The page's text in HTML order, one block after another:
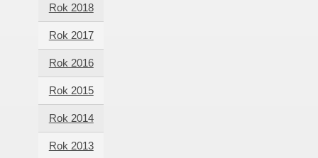
Rok 2018
Rok 2017
Rok 2016
Rok 2015
Rok 2014
Rok 2013